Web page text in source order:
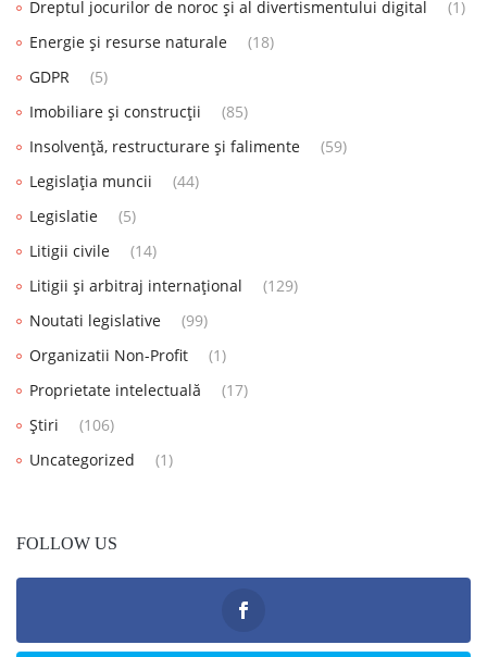
Dreptul jocurilor de noroc și al divertismentului digital
(1)
Energie și resurse naturale
(18)
GDPR
(5)
Imobiliare și construcții
(85)
Insolvență, restructurare și falimente
(59)
Legislația muncii
(44)
Legislatie
(5)
Litigii civile
(14)
Litigii și arbitraj internațional
(129)
Noutati legislative
(99)
Organizatii Non-Profit
(1)
Proprietate intelectuală
(17)
Știri
(106)
Uncategorized
(1)
FOLLOW US